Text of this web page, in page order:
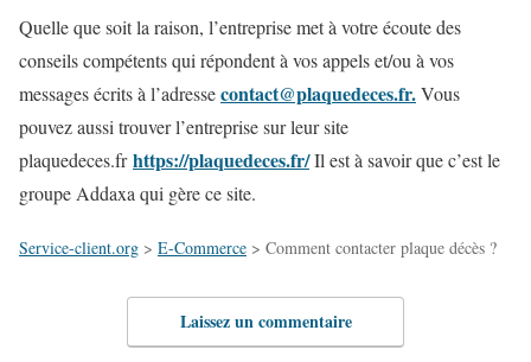
Quelle que soit la raison, l’entreprise met à votre écoute des
conseils compétents qui répondent à vos appels et/ou à vos
messages écrits à l’adressecontact@plaquedeces.fr.Vous
pouvez aussi trouver l’entreprise sur leur site
plaquedeces.frhttps://plaquedeces.fr/Il est à savoir que c’est le
groupe Addaxa qui gère ce site.
Service-client.org > E-Commerce > Comment contacter plaque décès ?
Laissez un commentaire